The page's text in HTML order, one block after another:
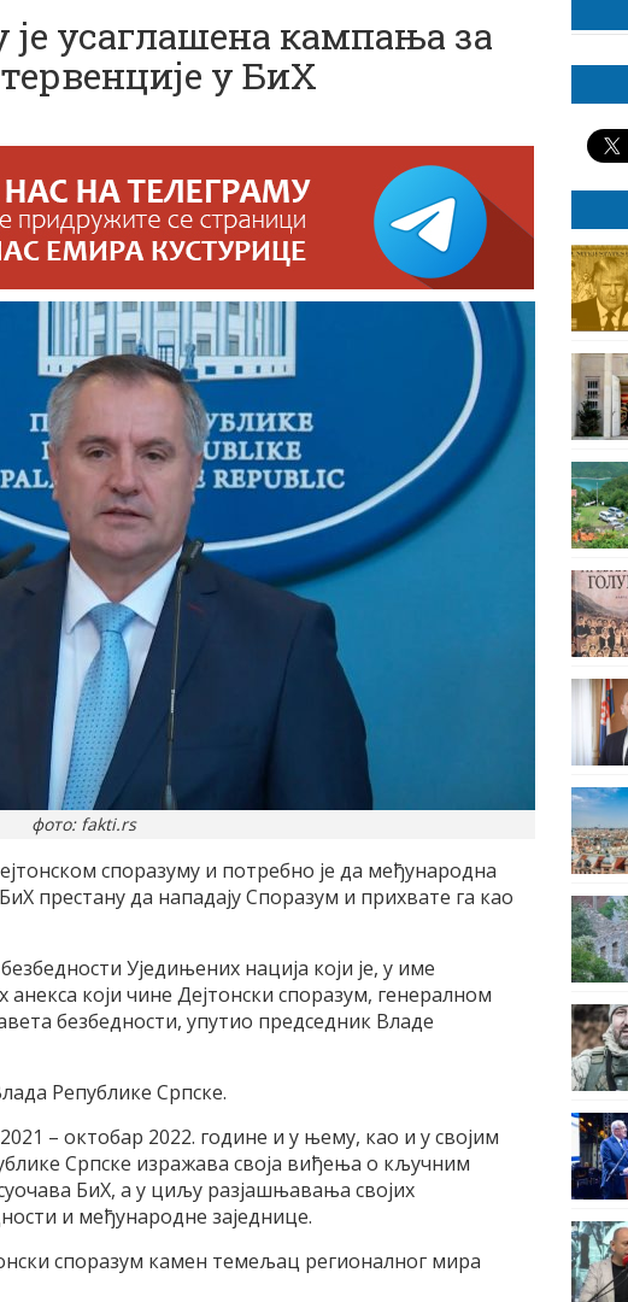
је усаглашена кампања за
у БиХ
фото: fakti.rs
споразуму и потребно је да међународна
престану да нападају Споразум и прихвате га као
Уједињених нација који je, у име
који чине Дејтонски споразум, генералном
безбедности, упутио председник Владе
Републике Српске.
– октобар 2022. године и у њему, као и у својим
Српске изражава своја виђења о кључним
БиХ, а у циљу разјашњавања својих
и међународне заједнице.
споразум камен темељац регионалног мира